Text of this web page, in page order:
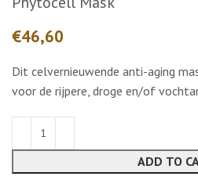
€
Dit celvernieuwende anti-aging
voor de rijpere, droge en/of
ADD TO